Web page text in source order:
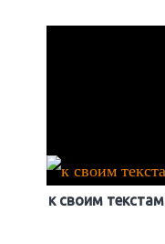
к своим текстам